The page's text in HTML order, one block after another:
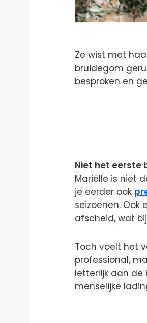
Ze wist met
bruidegom
besproken en
Niet het eerste
Mariëlle is niet
je eerder ook
seizoenen. Ook
afscheid, wat
Toch voelt het
professional,
letterlijk aan de
menselijke